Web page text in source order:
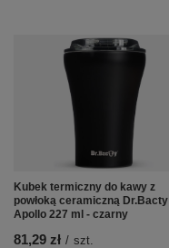
Kubek termiczny do kawy z
powłoką ceramiczną Dr.Bacty
Apollo 227 ml - czarny
81,29 zł / szt.